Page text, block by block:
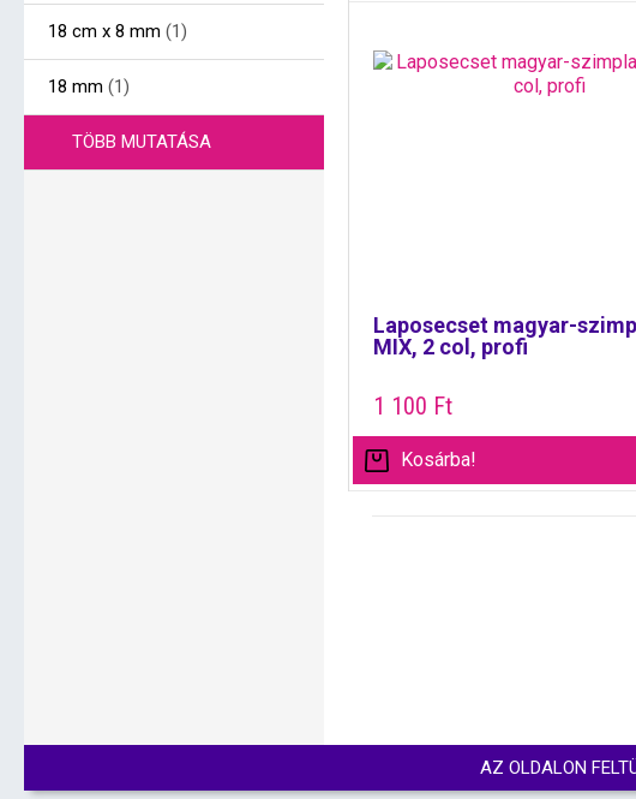
18 cm x 8 mm (1)
18 mm (1)
TÖBB MUTATÁSA
Laposecset magyar-
MIX, 2 col, profi
1 100 Ft
Kosárba!
AZ OLDALON